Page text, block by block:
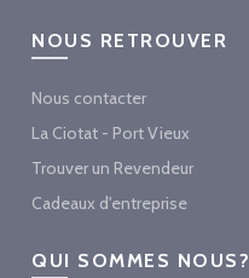
NOUS RETROUVER
Nous contacter
La Ciotat - Port Vieux
Trouver un Revendeur
Cadeaux d'entreprise
QUI SOMMES NOUS?